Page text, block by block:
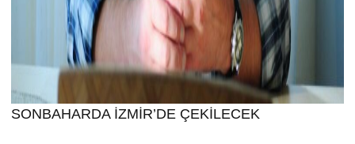
SONBAHARDA İZMİR’DE ÇEKİLECEK